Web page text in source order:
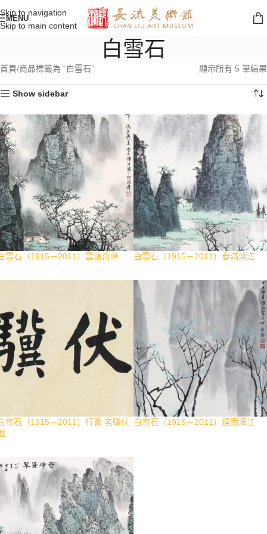
Skip to navigation
Skip to main content
MENU
白雪石
首頁 商品標籤為 “白雪石” 顯示所有 5 筆結果
Show sidebar
雪石（1915－2011）雲湧奇峰 白雪石（1915－2011）春滿漓江
雪石（1915－2011）行書 老驥伏 白雪石（1915－2011）煙雨漓江